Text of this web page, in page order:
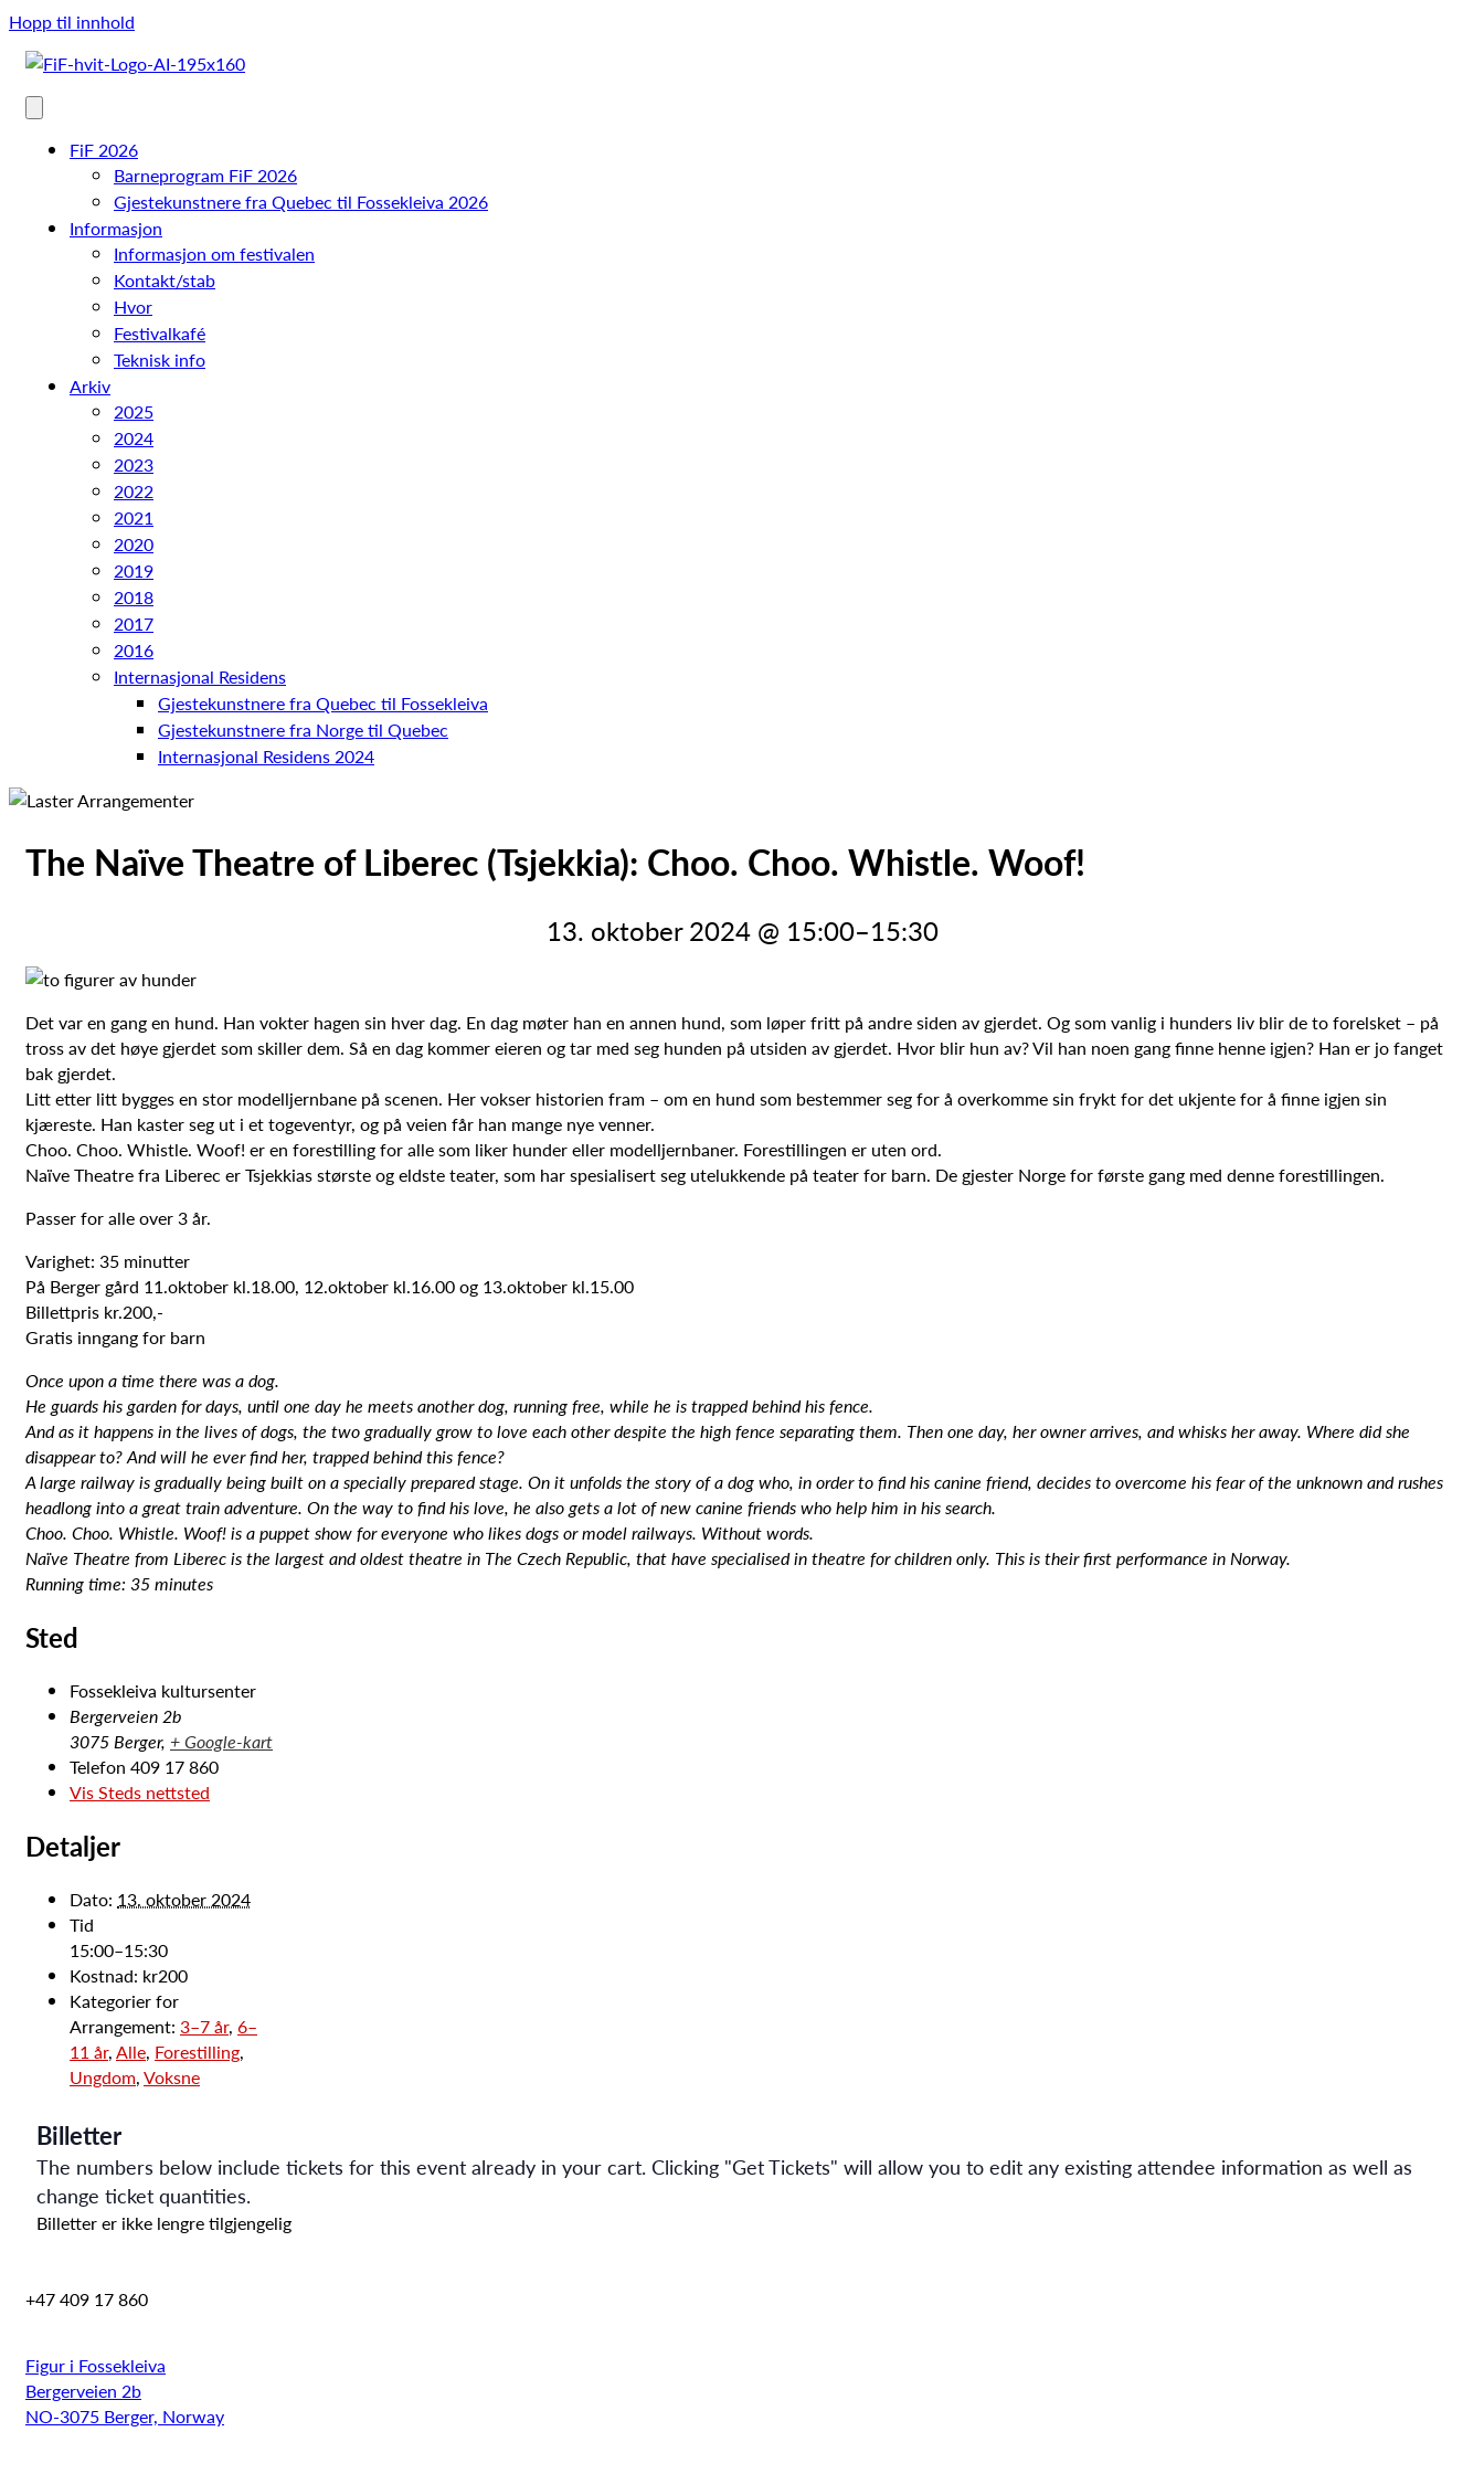
Hopp til innhold
FiF 2026
Barneprogram FiF 2026
Gjestekunstnere fra Quebec til Fossekleiva 2026
Informasjon
Informasjon om festivalen
Kontakt/stab
Hvor
Festivalkafé
Teknisk info
Arkiv
2025
2024
2023
2022
2021
2020
2019
2018
2017
2016
Internasjonal Residens
Gjestekunstnere fra Quebec til Fossekleiva
Gjestekunstnere fra Norge til Quebec
Internasjonal Residens 2024
The Naïve Theatre of Liberec (Tsjekkia): Choo. Choo. Whistle. Woof!
13. oktober 2024 @ 15:00–15:30
Det var en gang en hund. Han vokter hagen sin hver dag. En dag møter han en annen hund, som løper fritt på andre siden av gjerdet. Og som vanlig i hunders liv blir de to forelsket – på
tross av det høye gjerdet som skiller dem. Så en dag kommer eieren og tar med seg hunden på utsiden av gjerdet. Hvor blir hun av? Vil han noen gang finne henne igjen? Han er jo fanget
bak gjerdet.
Litt etter litt bygges en stor modelljernbane på scenen. Her vokser historien fram – om en hund som bestemmer seg for å overkomme sin frykt for det ukjente for å finne igjen sin
kjæreste. Han kaster seg ut i et togeventyr, og på veien får han mange nye venner.
Choo. Choo. Whistle. Woof! er en forestilling for alle som liker hunder eller modelljernbaner. Forestillingen er uten ord.
Naïve Theatre fra Liberec er Tsjekkias største og eldste teater, som har spesialisert seg utelukkende på teater for barn. De gjester Norge for første gang med denne forestillingen.
Passer for alle over 3 år.
Varighet: 35 minutter
På Berger gård 11.oktober kl.18.00, 12.oktober kl.16.00 og 13.oktober kl.15.00
Billettpris kr.200,-
Gratis inngang for barn
Once upon a time there was a dog.
He guards his garden for days, until one day he meets another dog, running free, while he is trapped behind his fence.
And as it happens in the lives of dogs, the two gradually grow to love each other despite the high fence separating them. Then one day, her owner arrives, and whisks her away. Where did she
disappear to? And will he ever find her, trapped behind this fence?
A large railway is gradually being built on a specially prepared stage. On it unfolds the story of a dog who, in order to find his canine friend, decides to overcome his fear of the unknown and rushes
headlong into a great train adventure. On the way to find his love, he also gets a lot of new canine friends who help him in his search.
Choo. Choo. Whistle. Woof! is a puppet show for everyone who likes dogs or model railways. Without words.
Naïve Theatre from Liberec is the largest and oldest theatre in The Czech Republic, that have specialised in theatre for children only. This is their first performance in Norway.
Running time: 35 minutes
Sted
Fossekleiva kultursenter
Bergerveien 2b
3075 Berger, + Google-kart
Telefon 409 17 860
Vis Steds nettsted
Detaljer
Dato: 13. oktober 2024
Tid
15:00–15:30
Kostnad: kr200
Kategorier for
Arrangement: 3–7 år, 6–
11 år,Alle, Forestilling,
Ungdom,Voksne
Billetter
The numbers below include tickets for this event already in your cart. Clicking "Get Tickets" will allow you to edit any existing attendee information as well as
change ticket quantities.
Billetter er ikke lengre tilgjengelig
+47 409 17 860
Figur i Fossekleiva
Bergerveien 2b
NO-3075 Berger, Norway